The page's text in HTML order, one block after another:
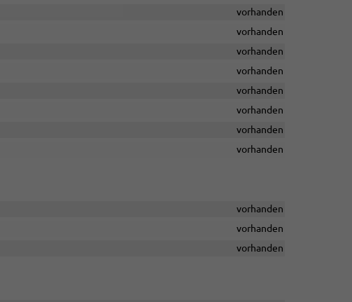
vorhanden
vorhanden
vorhanden
vorhanden
vorhanden
vorhanden
vorhanden
vorhanden
vorhanden
vorhanden
vorhanden